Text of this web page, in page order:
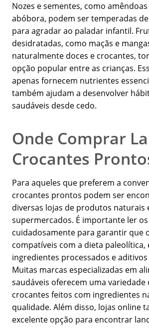
Nozes e sementes, como
abóbora, podem ser temperadas
para agradar ao paladar infantil.
desidratadas, como maçãs e
naturalmente doces e crocantes,
opção popular entre as crianças.
apenas fornecem nutrientes
também ajudam a desenvolver
saudáveis desde cedo.
Onde Comprar
Crocantes
Para aqueles que preferem a
crocantes prontos podem ser
diversas lojas de produtos naturais
supermercados. É importante ler
cuidadosamente para garantir que
compatíveis com a dieta paleolítica,
ingredientes processados e
Muitas marcas especializadas em
saudáveis oferecem uma variedade
crocantes feitos com ingredientes
qualidade. Além disso, lojas online
excelente opção para encontrar